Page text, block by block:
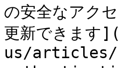
の安全なアク
更新できま
us/articles/